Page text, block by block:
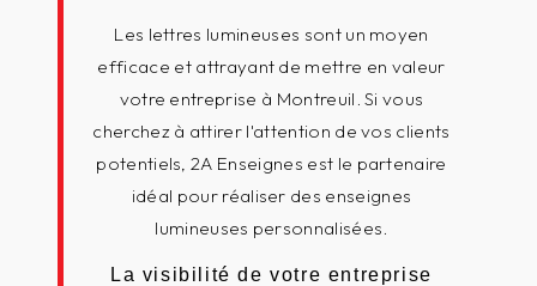
Les lettres lumineuses sont un moyen
efficace et attrayant de mettre en valeur
votre entreprise à Montreuil. Si vous
cherchez à attirer l'attention de vos clients
potentiels, 2A Enseignes est le partenaire
idéal pour réaliser des enseignes
lumineuses personnalisées.
La visibilité de votre entreprise